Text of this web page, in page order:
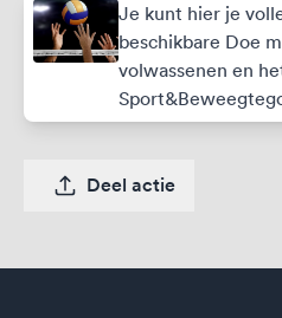
Je kunt hier je
beschikbare Doe
volwassenen en
Deel actie